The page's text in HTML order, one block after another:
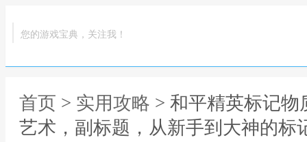
您的游戏宝典，关注我！
首页 > 实用攻略 > 和平精英标记
艺术，副标题，从新手到大神的标